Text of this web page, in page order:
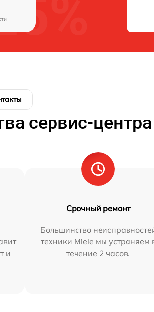
сервис-центра
и
Срочный ремонт
Большинство
техники Miele мы устраняем
течение 2 часов.